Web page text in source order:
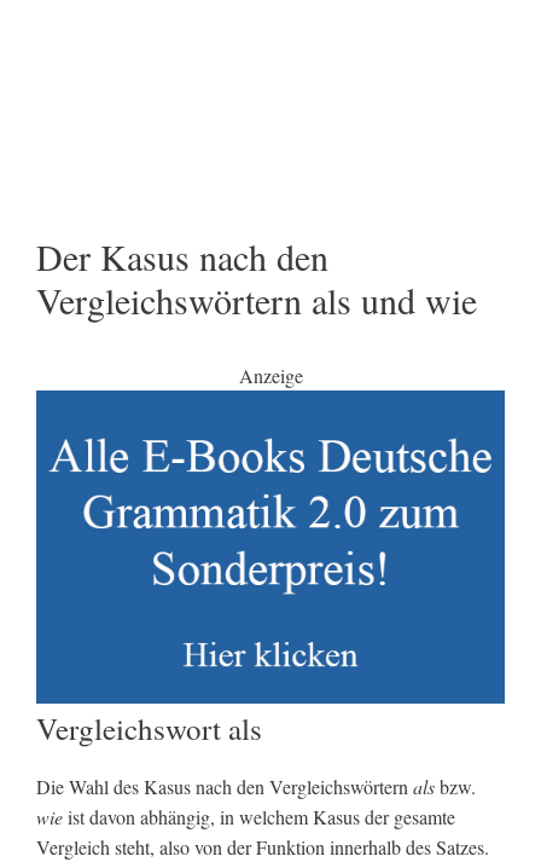
Der Kasus nach den
Vergleichswörtern als und wie
Anzeige
Vergleichswort als
Die Wahl des Kasus nach den Vergleichswörtern alsbzw.
wieist davon abhängig, in welchem Kasus der gesamte
Vergleich steht, also von der Funktion innerhalb des Satzes.